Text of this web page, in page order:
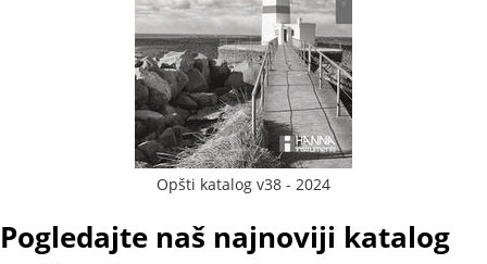
Opšti katalog v38 - 2024
Pogledajte naš najnoviji katalog